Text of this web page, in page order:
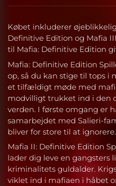
Købet inkluderer
Definitive Edition og Mafia
til Mafia: Definitive Edition
Mafia: Definitive Edition
op, så du kan stige til tops i
et tilfældigt møde med
modvilligt trukket ind i den
verden. I første omgang er
samarbejdet med Salieri-
bliver for store til at ignorere.
Mafia II: Definitive Edition
lader dig leve en gangsters
kriminalitets guldalder.
viklet ind i mafiaen i håbet